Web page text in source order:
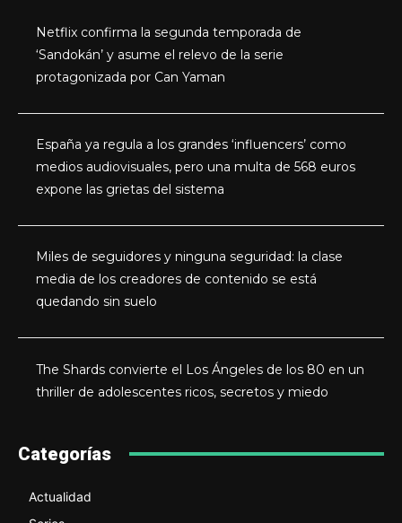
Netflix confirma la segunda temporada de
‘Sandokán’ y asume el relevo de la serie
protagonizada por Can Yaman
España ya regula a los grandes ‘influencers’ como
medios audiovisuales, pero una multa de 568 euros
expone las grietas del sistema
Miles de seguidores y ninguna seguridad: la clase
media de los creadores de contenido se está
quedando sin suelo
The Shards convierte el Los Ángeles de los 80 en un
thriller de adolescentes ricos, secretos y miedo
Categorías
Actualidad